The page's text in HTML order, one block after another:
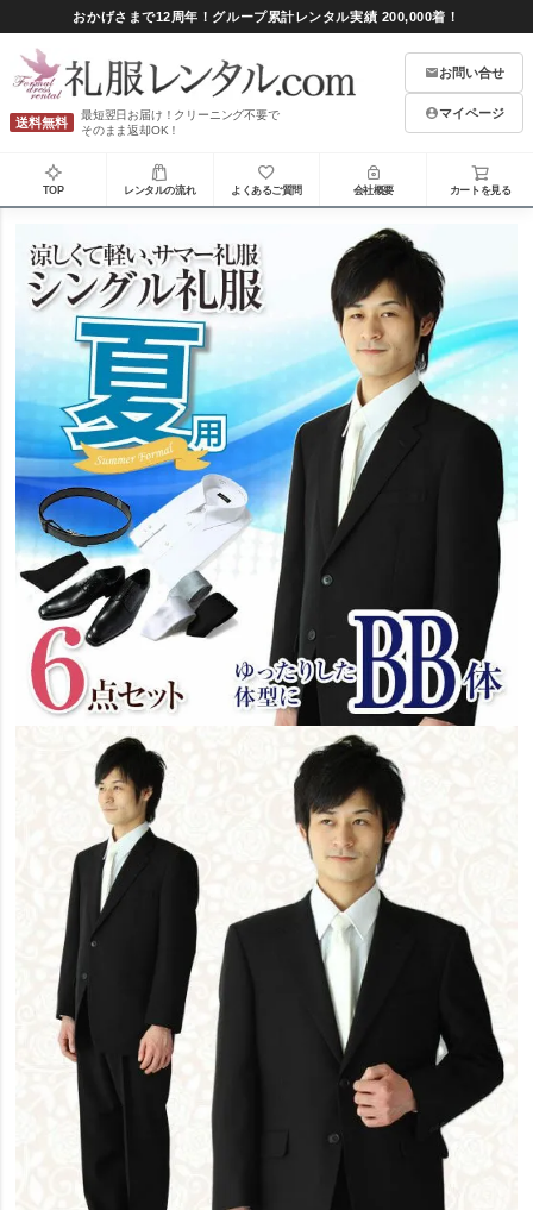
おかげさまで12周年！グループ累計レンタル実績 200,000着！
送料無料
最短翌日お届け！クリーニング不要で
そのまま返却OK！
お問い合せ
マイページ
TOP レンタルの流れ よくあるご質問 会社概要 カートを見る